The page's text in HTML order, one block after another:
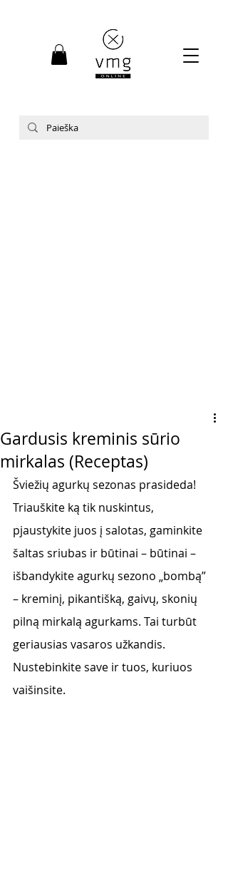
Gardusis kreminis sūrio
mirkalas (Receptas)
Šviežių agurkų sezonas prasideda!
Triauškite ką tik nuskintus,
pjaustykite juos į salotas, gaminkite
šaltas sriubas ir būtinai – būtinai –
išbandykite agurkų sezono „bombą”
– kreminį, pikantišką, gaivų, skonių
pilną mirkalą agurkams. Tai turbūt
geriausias vasaros užkandis.
Nustebinkite save ir tuos, kuriuos
vaišinsite.